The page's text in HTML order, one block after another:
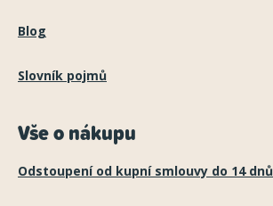
Blog
Slovník pojmů
Vše o nákupu
Odstoupení od kupní smlouvy do 14 dnů